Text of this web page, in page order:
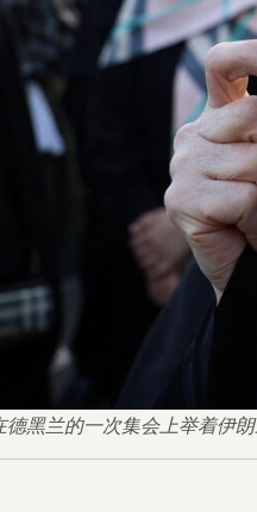
德黑兰的一次集会上举着伊